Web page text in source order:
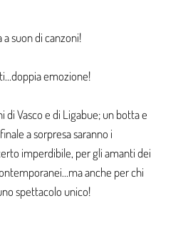
a suon di canzoni!
emozione!
di Vasco e di Ligabue; un botta e
a sorpresa saranno i
imperdibile, per gli amanti dei
anche per chi
spettacolo unico!